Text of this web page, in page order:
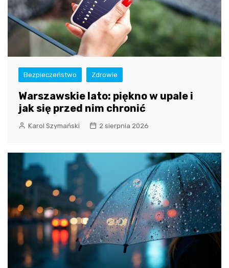
Bezpieczeństwo Zdrowie
Warszawskie lato: piękno w upale i
jak się przed nim chronić
Karol Szymański 2 sierpnia 2026